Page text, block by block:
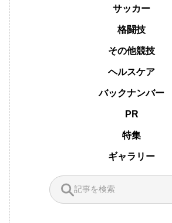
サッカー
格闘技
その他競技
ヘルスケア
バックナンバー
PR
特集
ギャラリー